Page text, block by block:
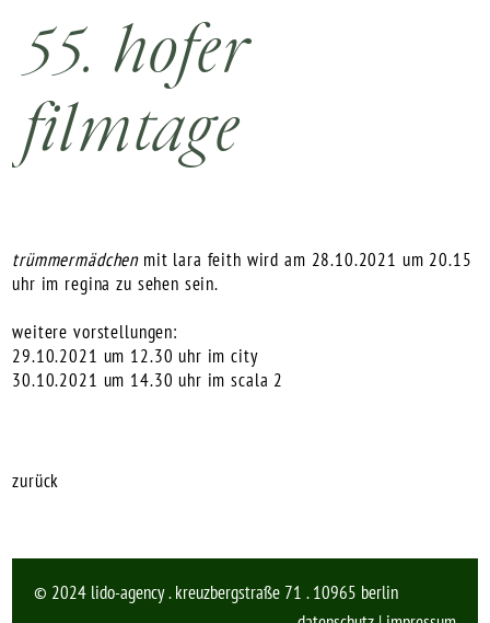
55. hofer
filmtage
trümmermädchenmit lara feith wird am 28.10.2021 um 20.15
uhr im regina zu sehen sein.
weitere vorstellungen:
29.10.2021 um 12.30 uhr im city
30.10.2021 um 14.30 uhr im scala 2
zurück
© 2024 lido-agency . kreuzbergstraße 71 . 10965 berlin